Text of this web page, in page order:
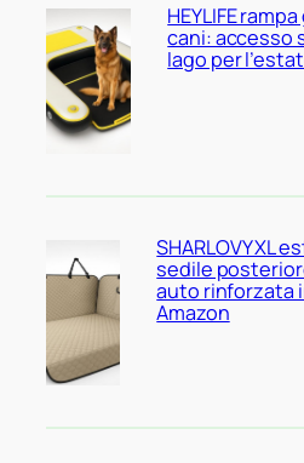
HEYLIFE
cani: accesso
lago per
SHARLOVY XL
sedile
auto rinforzata
Amazon